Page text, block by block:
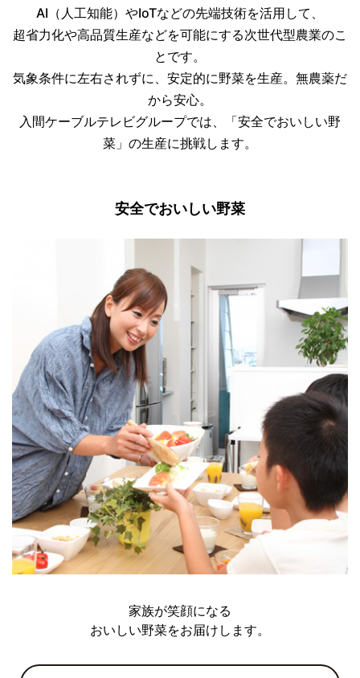
AI（人工知能）やIoTなどの先端技術を活用して、
超省力化や高品質生産などを可能にする次世代型農業のこ
とです。
気象条件に左右されずに、安定的に野菜を生産。無農薬だ
から安心。
入間ケーブルテレビグループでは、「安全でおいしい野
菜」の生産に挑戦します。
安全でおいしい野菜
家族が笑顔になる
おいしい野菜をお届けします。